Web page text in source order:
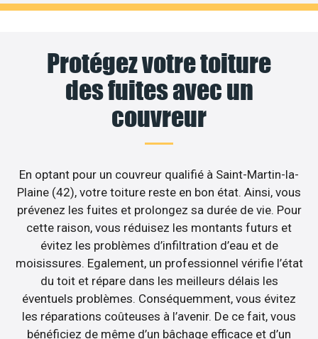
Protégez votre toiture
des fuites avec un
couvreur
En optant pour un couvreur qualifié à Saint-Martin-la-
Plaine (42), votre toiture reste en bon état. Ainsi, vous
prévenez les fuites et prolongez sa durée de vie. Pour
cette raison, vous réduisez les montants futurs et
évitez les problèmes d’infiltration d’eau et de
moisissures. Egalement, un professionnel vérifie l’état
du toit et répare dans les meilleurs délais les
éventuels problèmes. Conséquemment, vous évitez
les réparations coûteuses à l’avenir. De ce fait, vous
bénéficiez de même d’un bâchage efficace et d’un